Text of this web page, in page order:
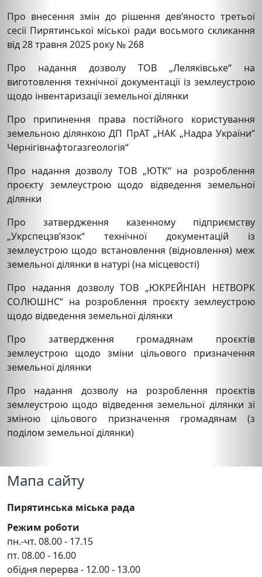
Про внесення змін до рішення дев’яносто третьої
сесії Пирятинської міської ради восьмого скликання
від 28 травня 2025 року № 268
Про надання дозволу ТОВ „Леляківське“ на
виготовлення технічної документації із землеустрою
щодо інвентаризації земельної ділянки
Про припинення права постійного користування
земельною ділянкою ДП ПрАТ „НАК „Надра України“
Чернігівнафтогазгеологія“
Про надання дозволу ТОВ „ЮТК“ на розроблення
проєкту землеустрою щодо відведення земельної
ділянки
Про затвердження казенному підприємству
„Укрспецзв’язок“ технічної документацій із
землеустрою щодо встановлення (відновлення) меж
земельної ділянки в натурі (на місцевості)
Про надання дозволу ТОВ „ЮКРЕЙНІАН НЕТВОРК
СОЛЮШНС“ на розроблення проєкту землеустрою
щодо відведення земельної ділянки
Про затвердження громадянам проєктів
землеустрою щодо зміни цільового призначення
земельної ділянки
Про надання дозволу на розроблення проєктів
землеустрою щодо відведення земельної ділянки зі
зміною цільового призначення громадянам (з
поділом земельної ділянки)
Мапа сайту
Пирятинська міська рада
Режим роботи
пн.-чт. 08.00 - 17.15
пт. 08.00 - 16.00
обідня перерва - 12.00 - 13.00